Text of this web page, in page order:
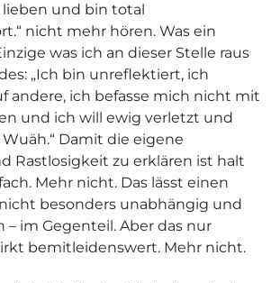
und bin total
nicht mehr hören. Was ein
was ich an dieser Stelle raus
„Ich bin unreflektiert, ich
andere, ich befasse mich nicht mit
und ich will ewig verletzt und
Damit die eigene
Rastlosigkeit zu erklären ist halt
Mehr nicht. Das lässt einen
besonders unabhängig und
im Gegenteil. Aber das nur
bemitleidenswert. Mehr nicht.